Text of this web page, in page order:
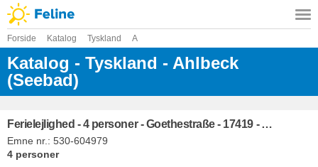
Forside Katalog Tyskland A
Katalog - Tyskland - Ahlbeck
(Seebad)
Ferielejlighed - 4 personer - Goethestraße - 17419 - Ahlbeck (Seebad)
Emne nr.: 530-604979
4 personer